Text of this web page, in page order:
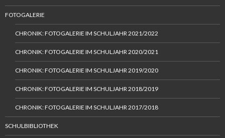
FOTOGALERIE
CHRONIK: FOTOGALERIE IM SCHULJAHR 2021/2022
CHRONIK: FOTOGALERIE IM SCHULJAHR 2020/2021
CHRONIK: FOTOGALERIE IM SCHULJAHR 2019/2020
CHRONIK: FOTOGALERIE IM SCHULJAHR 2018/2019
CHRONIK: FOTOGALERIE IM SCHULJAHR 2017/2018
SCHULBIBLIOTHEK